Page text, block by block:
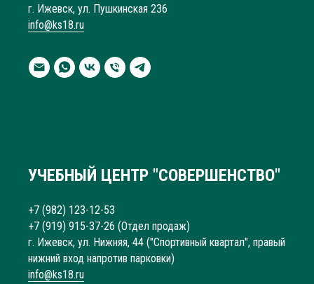
г. Ижевск, ул. Пушкинская 236
info@ks18.ru
УЧЕБНЫЙ ЦЕНТР "СОВЕРШЕНСТВО"
+7 (982) 123-12-53
+7 (919) 915-37-26 (Отдел продаж)
г. Ижевск, ул. Нижняя, 44 ("Спортивный квартал", правый
нижний вход напротив парковки)
info@ks18.ru